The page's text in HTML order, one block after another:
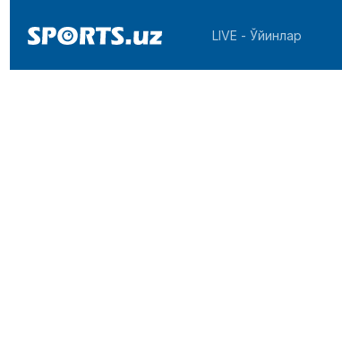
LIVE - Ўйинлар